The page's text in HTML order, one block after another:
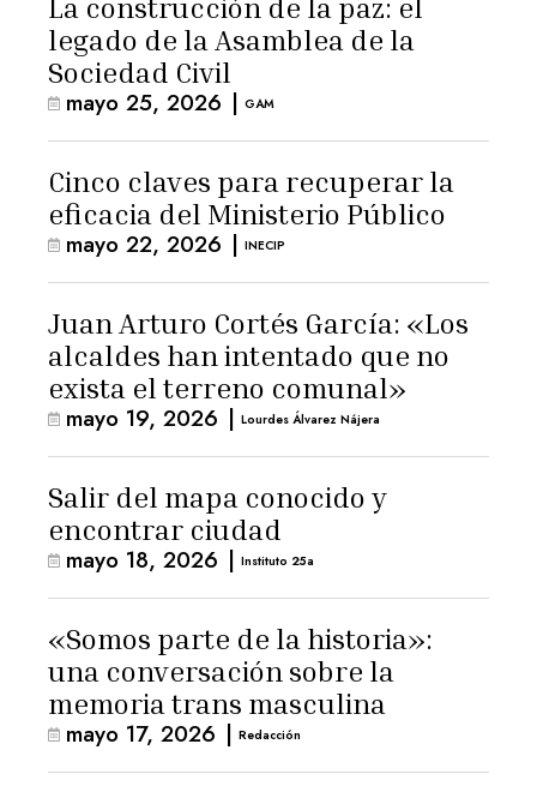
La construcción de la paz: el
legado de la Asamblea de la
Sociedad Civil
mayo 25, 2026 | GAM
Cinco claves para recuperar la
eficacia del Ministerio Público
mayo 22, 2026 | INECIP
Juan Arturo Cortés García: «Los
alcaldes han intentado que no
exista el terreno comunal»
mayo 19, 2026 | Lourdes Álvarez Nájera
Salir del mapa conocido y
encontrar ciudad
mayo 18, 2026 | Instituto 25a
«Somos parte de la historia»:
una conversación sobre la
memoria trans masculina
mayo 17, 2026 | Redacción